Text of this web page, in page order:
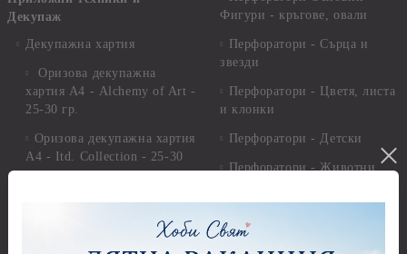
Декупаж
Декупажна хартия
Оризова декупажна
хартия А4 - Alchemy of Art -
25-30 гр.
Оризова декупажна хартия
А4 - Itd. Collection - 25-30
гр.
Фина оризова декупажна
хартия Stamperia - 21 х
Фигури - кръгове, овали
Перфоратори - Сърца и
звезди
Перфоратори - Цветя, листа
и клонки
Перфоратори - Детски
Перфоратори - Животни